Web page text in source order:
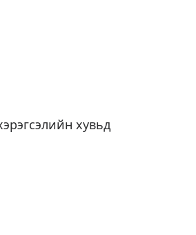
хувьд